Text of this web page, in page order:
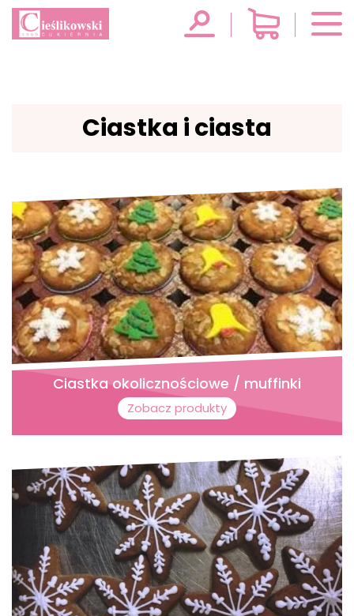
Ciastka i ciasta
Ciastka okolicznościowe / muffinki
Zobacz produkty